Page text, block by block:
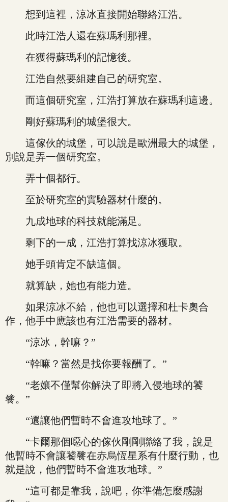
想到這裡，涼冰直接開始聯絡江浩。
此時江浩人還在蘇瑪利那裡。
在獲得蘇瑪利的記憶後。
江浩自然要組建自己的研究室。
而這個研究室，江浩打算放在蘇瑪利這邊。
剛好蘇瑪利的城堡很大。
這傢伙的城堡，可以說是歐洲最大的城堡，
別說是弄一個研究室。
弄十個都行。
至於研究室的實驗器材什麼的。
九成地球的科技就能滿足。
剩下的一成，江浩打算找涼冰獲取。
她手頭肯定不缺這個。
就算缺，她也有能力造。
如果涼冰不給，他也可以選擇和杜卡奧合
作，他手中應該也有江浩需要的器材。
“涼冰，幹嘛？”
“幹嘛？當然是找你要報酬了。”
“老孃不僅幫你解決了即將入侵地球的饕
餮。”
“還讓他們暫時不會進攻地球了。”
“卡爾那個噁心的傢伙剛剛聯絡了我，說是
他暫時不會讓饕餮在赤烏恆星系有什麼行動，也
就是說，他們暫時不會進攻地球。”
“這可都是靠我，說吧，你準備怎麼感謝